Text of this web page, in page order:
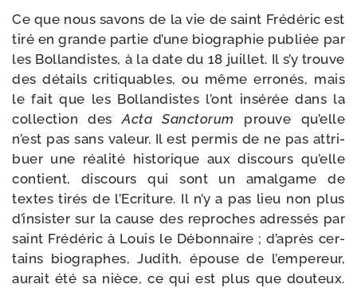
Ce que nous savons de la vie de saint Frédéric est
tiré en grande par­tie d’une bio­gra­phie publiée par
les Bollandistes, à la date du 18 juillet. Il s’y trouve
des détails cri­ti­quables, ou même erro­nés, mais
le fait que les Bollandistes l’ont insé­rée dans la
col­lec­tion desActa Sanctorum prouve qu’elle
n’est pas sans valeur. Il est per­mis de ne pas attri­
buer une réa­li­té his­to­rique aux dis­cours qu’elle
contient, dis­cours qui sont un amal­game de
textes tirés de l’Ecriture. Il n’y a pas lieu non plus
d’insister sur la cause des reproches adres­sés par
saint Frédéric à Louis le Débonnaire ; d’après cer­
tains bio­graphes, Judith, épouse de l’empereur,
aurait été sa nièce, ce qui est plus que dou­teux.